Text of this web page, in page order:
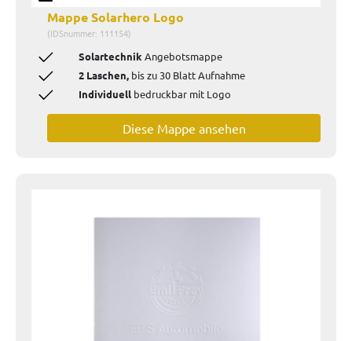
Mappe Solarhero Logo
(IDSnummer: 111154)
Solartechnik Angebotsmappe
2 Laschen, bis zu 30 Blatt Aufnahme
Individuell bedruckbar mit Logo
Diese Mappe ansehen